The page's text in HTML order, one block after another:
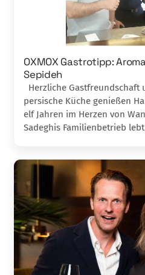
OXMOX Gastrotipp:
Sepideh
Herzliche Gastfreundschaft
persische Küche genießen
elf Jahren im Herzen von
Sadeghis Familienbetrieb